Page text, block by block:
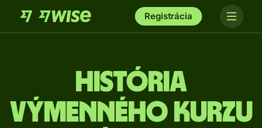
Registrácia
História
výmenného kurzu